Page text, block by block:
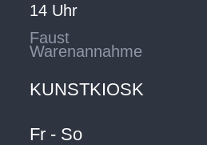
14 Uhr
Faust
Warenannahme
KUNSTKIOSK
Fr - So